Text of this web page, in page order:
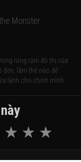
Monster
rừng rậm đô thị của
đơn, làm thế nào để
lành cho chính mình.